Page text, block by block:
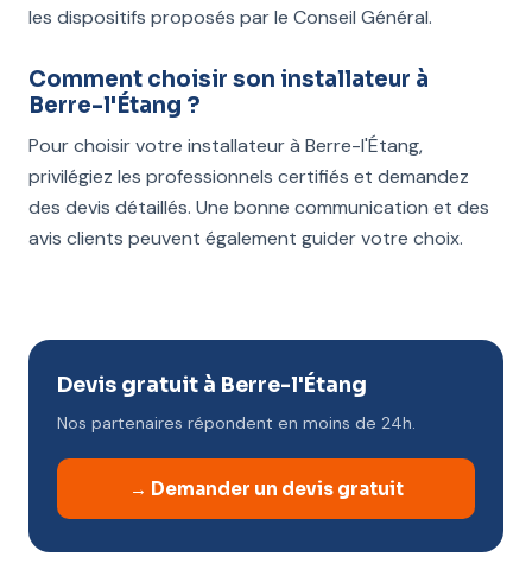
les dispositifs proposés par le Conseil Général.
Comment choisir son installateur à
Berre-l'Étang ?
Pour choisir votre installateur à Berre-l'Étang,
privilégiez les professionnels certifiés et demandez
des devis détaillés. Une bonne communication et des
avis clients peuvent également guider votre choix.
Devis gratuit à Berre-l'Étang
Nos partenaires répondent en moins de 24h.
→ Demander un devis gratuit